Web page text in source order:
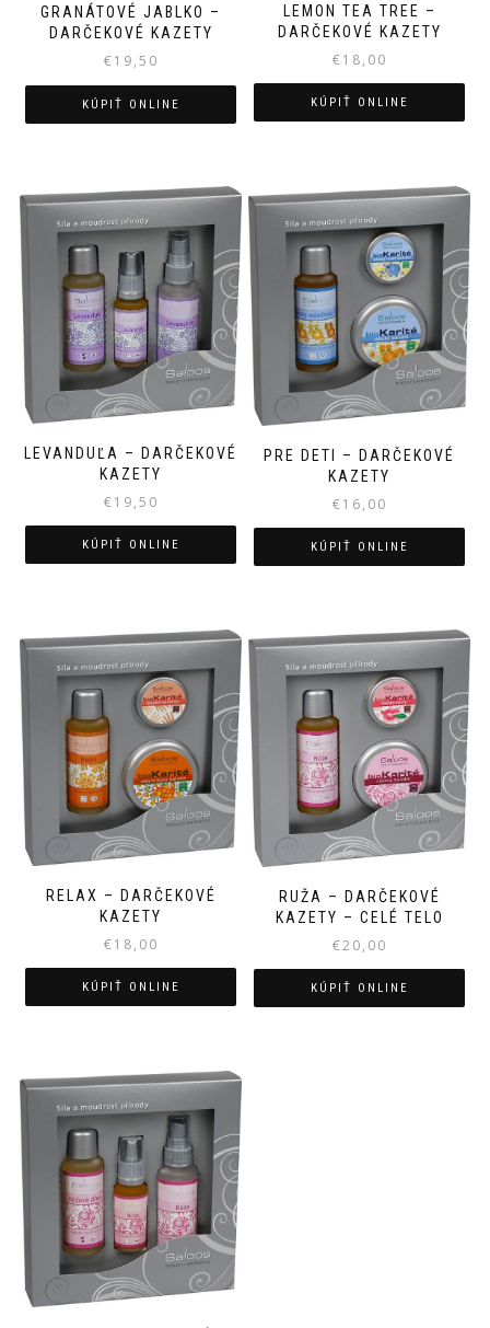
GRANÁTOVÉ JABLKO –
DARČEKOVÉ KAZETY
€19,50
KÚPIŤ ONLINE
LEMON TEA TREE –
DARČEKOVÉ KAZETY
€18,00
KÚPIŤ ONLINE
LEVANDUĽA – DARČEKOVÉ
KAZETY
€19,50
KÚPIŤ ONLINE
PRE DETI – DARČEKOVÉ
KAZETY
€16,00
KÚPIŤ ONLINE
RELAX – DARČEKOVÉ
KAZETY
€18,00
KÚPIŤ ONLINE
RUŽA – DARČEKOVÉ
KAZETY – CELÉ TELO
€20,00
KÚPIŤ ONLINE